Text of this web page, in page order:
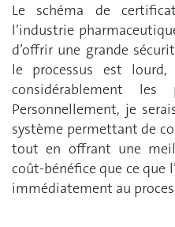
Le schéma de
l’industrie
d’offrir une grande
le processus est
considérablement les
Personnellement, je
système permettant de
tout en offrant une
coût-bénéfice que ce que
immédiatement au